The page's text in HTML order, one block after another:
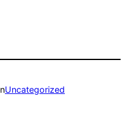
Uncategorized